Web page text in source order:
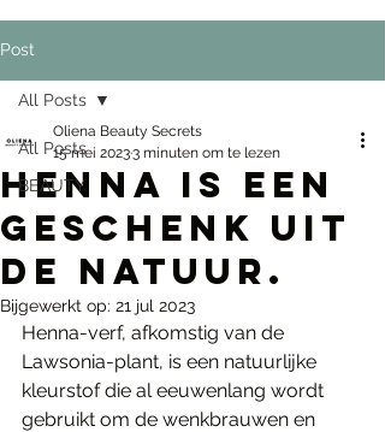
Post
All Posts
BEAUTY
All Posts
Henna is een
geschenk uit
de natuur.
Oliena Beauty Secrets
15 mei 20233 minuten om te lezen
Bijgewerkt op: 21 jul 2023
Henna-verf, afkomstig van de
Lawsonia-plant, is een natuurlijke
kleurstof die al eeuwenlang wordt
gebruikt om de wenkbrauwen en